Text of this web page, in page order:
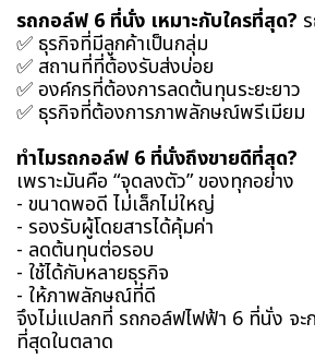
รถกอล์ฟ 6 ที่นั่ง เหมาะกับใครที่สุด?
✅ ธุรกิจที่มีลูกค้าเป็นกลุ่ม
✅ สถานที่ที่ต้องรับส่งบ่อย
✅ องค์กรที่ต้องการลดต้นทุนระยะยาว
✅ ธุรกิจที่ต้องการภาพลักษณ์พรีเมียม
ทำไมรถกอล์ฟ 6 ที่นั่งถึงขายดีที่สุด?
เพราะมันคือ “จุดลงตัว” ของทุกอย่าง
- ขนาดพอดี ไม่เล็กไม่ใหญ่
- รองรับผู้โดยสารได้คุ้มค่า
- ลดต้นทุนต่อรอบ
- ใช้ได้กับหลายธุรกิจ
- ให้ภาพลักษณ์ที่ดี
จึงไม่แปลกที่ รถกอล์ฟไฟฟ้า 6 ที่นั่ง จะ
ที่สุดในตลาด